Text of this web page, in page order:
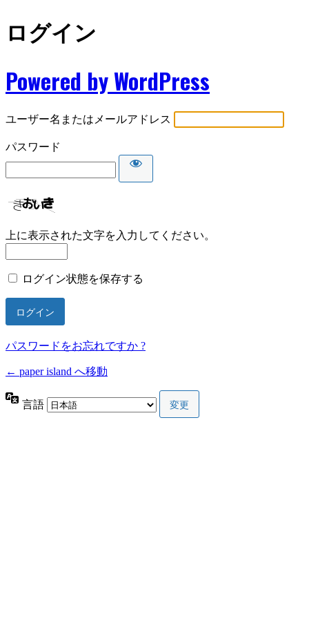
ログイン
Powered by WordPress
ユーザー名またはメールアドレス
パスワード
上に表示された文字を入力してください。
ログイン状態を保存する
パスワードをお忘れですか ?
← paper island へ移動
言語